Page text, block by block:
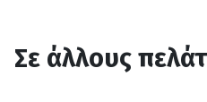
Σε άλλους